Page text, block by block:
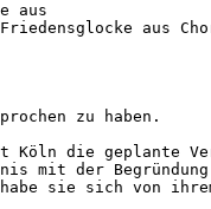
aus
aus
zu haben.
Köln die geplante
mit der
sie sich von